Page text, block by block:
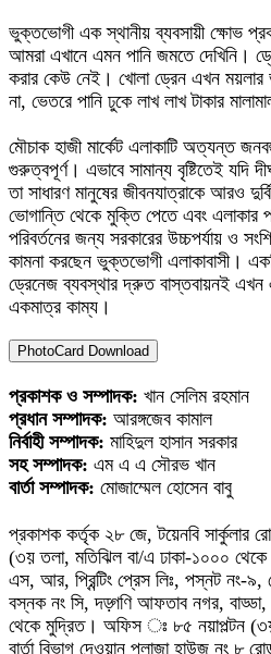
‎ভুক্তভোগী এক স্থানীয় ব্যবসায়ী ক্ষোভ
আমরা এখানে এমন পানি জমতে দেখিনি।
করার কেউ নেই। খোলা ড্রেন এখন ময়লার
না, ভেতরে পানি ঢুকে লাখ লাখ টাকার
‎মৌচাক হাজী মার্কেট এলাকাটি অত্যন্ত
গুরুত্বপূর্ণ। এভাবে সামান্য বৃষ্টিতেই যদি
তা সাধারণ মানুষের জীবনযাত্রাকে আরও
ভোগান্তি থেকে মুক্তি পেতে এবং এলাকার
পরিবর্তনের জন্য সরকারের উচ্চপর্যায় ও
কামনা করছেন ভুক্তভোগী এলাকাবাসী।
ড্রেনেজ ব্যবস্থার দ্রুত বাস্তবায়নই এখন
একমাত্র কাম্য।
PhotoCard Download
প্রকাশক ও সম্পাদক: খান সেলিম রহমান
প্রধান সম্পাদক: আরঙ্গজেব কামাল
নির্বাহী সম্পাদক: মাহিদুল হাসান সরকার
সহ সম্পাদক: এম এ এ সৌরভ খান
বার্তা সম্পাদক: মোজাম্মেল হোসেন বাবু
প্রকাশক কর্তৃক ২৮ জে, টয়েনবি সার্কুলার
(৩য় তলা, মতিঝিল বা/এ ঢাকা-১০০০ থেকে
এস, আর, প্রিন্টিং প্রেস লিঃ, পস্নট নং-৯,
বস্নক নং সি, দড়্গণি আফতাব নগর, বাড্ডা,
থেকে মুদ্রিত। অফিস ঃ ৮৫ নয়াপল্টন
বার্তা বিভাগ দেওয়ান প্লাজা হাউজ নং ৮